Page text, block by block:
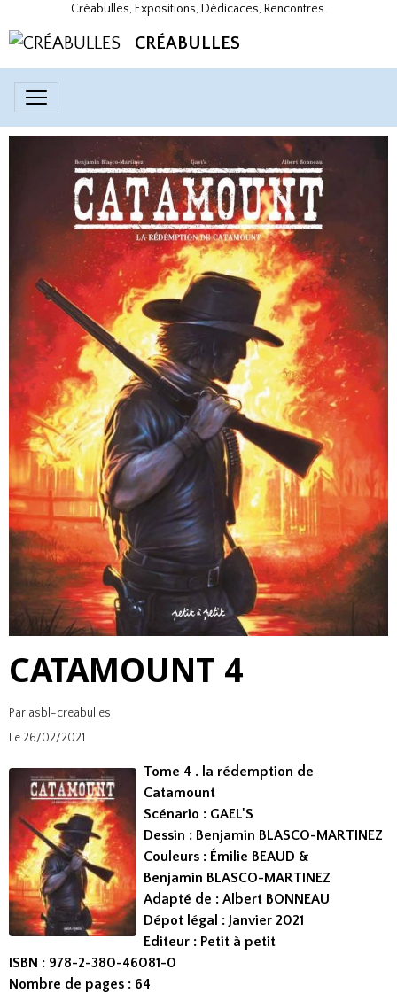
Créabulles, Expositions, Dédicaces, Rencontres.
CRÉABULLES
CATAMOUNT 4
Par asbl-creabulles
Le 26/02/2021
Tome 4 . la rédemption de
Catamount
Scénario : GAEL'S
Dessin : Benjamin BLASCO-MARTINEZ
Couleurs : Émilie BEAUD &
Benjamin BLASCO-MARTINEZ
Adapté de : Albert BONNEAU
Dépot légal : Janvier 2021
Editeur : Petit à petit
ISBN : 978-2-380-46081-0
Nombre de pages : 64